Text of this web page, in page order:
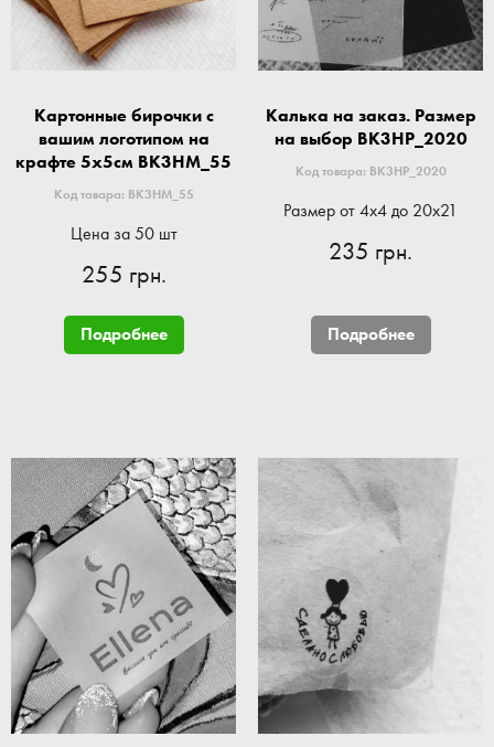
Картонные бирочки с
вашим логотипом на
крафте 5x5см BK3HM_55
Код товара: BK3HM_55
Цена за 50 шт
255 грн.
Подробнее
Калька на заказ. Размер
на выбор BK3HP_2020
Код товара: BK3HP_2020
Размер от 4x4 до 20x21
235 грн.
Подробнее